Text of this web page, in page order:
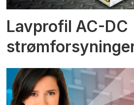
Lavprofil AC-DC